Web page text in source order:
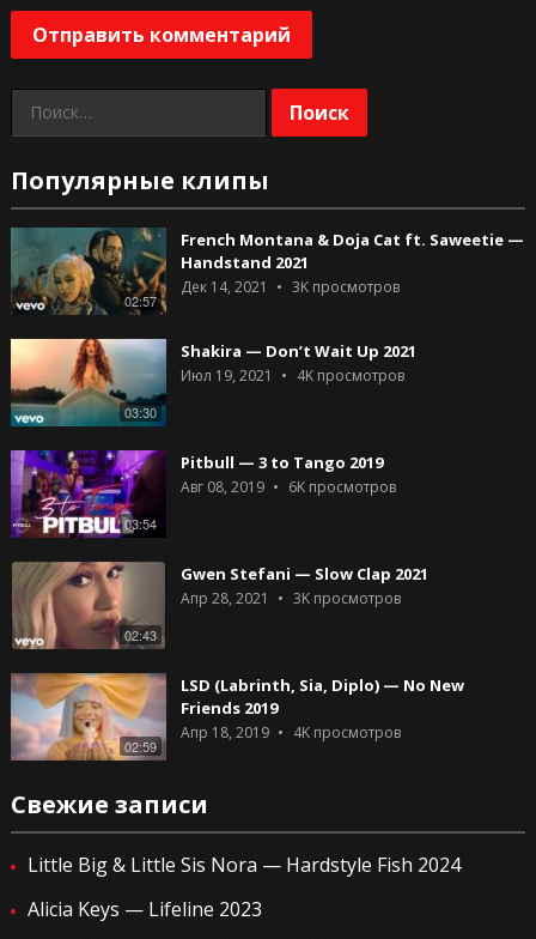
Найти:
Популярные клипы
02:57
French Montana & Doja Cat ft. Saweetie —
Handstand 2021
Дек 14, 2021 3Kпросмотров
03:30
Shakira — Don’t Wait Up 2021
Июл 19, 2021 4Kпросмотров
03:54
Pitbull — 3 to Tango 2019
Авг 08, 2019 6Kпросмотров
02:43
Gwen Stefani — Slow Clap 2021
Апр 28, 2021 3Kпросмотров
02:59
LSD (Labrinth, Sia, Diplo) — No New
Friends 2019
Апр 18, 2019 4Kпросмотров
Свежие записи
Little Big & Little Sis Nora — Hardstyle Fish 2024
Alicia Keys — Lifeline 2023